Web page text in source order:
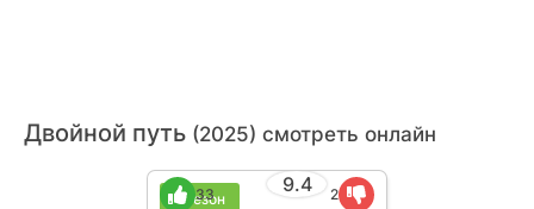
Двойной путь (2025) смотреть онлайн
1 сезон
9.4
33 2